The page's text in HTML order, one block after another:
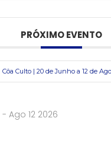
PRÓXIMO EVENTO
Côa Culto | 20 de Junho a 12 de
- Ago 12 2026